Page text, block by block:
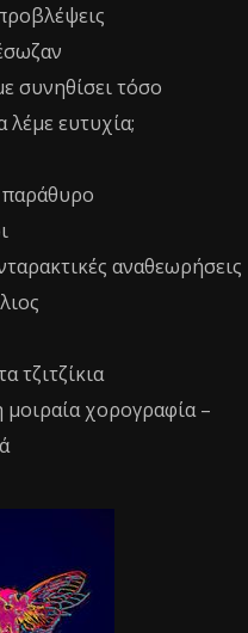
συνηθίσει τόσο
λέμε ευτυχία;
αναθεωρήσεις
τζιτζίκια
μοιραία χορογραφία –